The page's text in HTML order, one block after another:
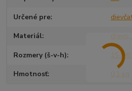
Určené pre
Materiál drevo,
Rozmery (š-v-h) 15 x
Hmotnosť 0,1 kg